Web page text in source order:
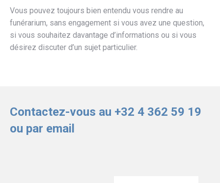
Vous pouvez toujours bien entendu vous rendre au
funérarium, sans engagement si vous avez une question,
si vous souhaitez davantage d’informations ou si vous
désirez discuter d’un sujet particulier.
Contactez-vous au +32 4 362 59 19
ou par email